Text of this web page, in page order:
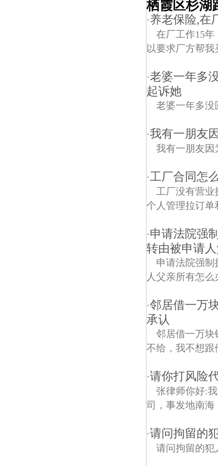
栖霞区杉湖
·养老保险,在
在厂工作15
以要求厂方帮
·老婆一年多
起诉她
老婆一年多没
·我有一朋友
我有一朋友因
·工厂合同怎
工厂没有营
个人管理拉订单
·申请法院强
转由被申请
申请法院强
人父亲所有怎么
·邻居借一万
承认
邻居借一万块
不给，我不想跟
·请你打风险
张律师你好:
司，事发地南海
·请问拘留的
请问拘留的犯